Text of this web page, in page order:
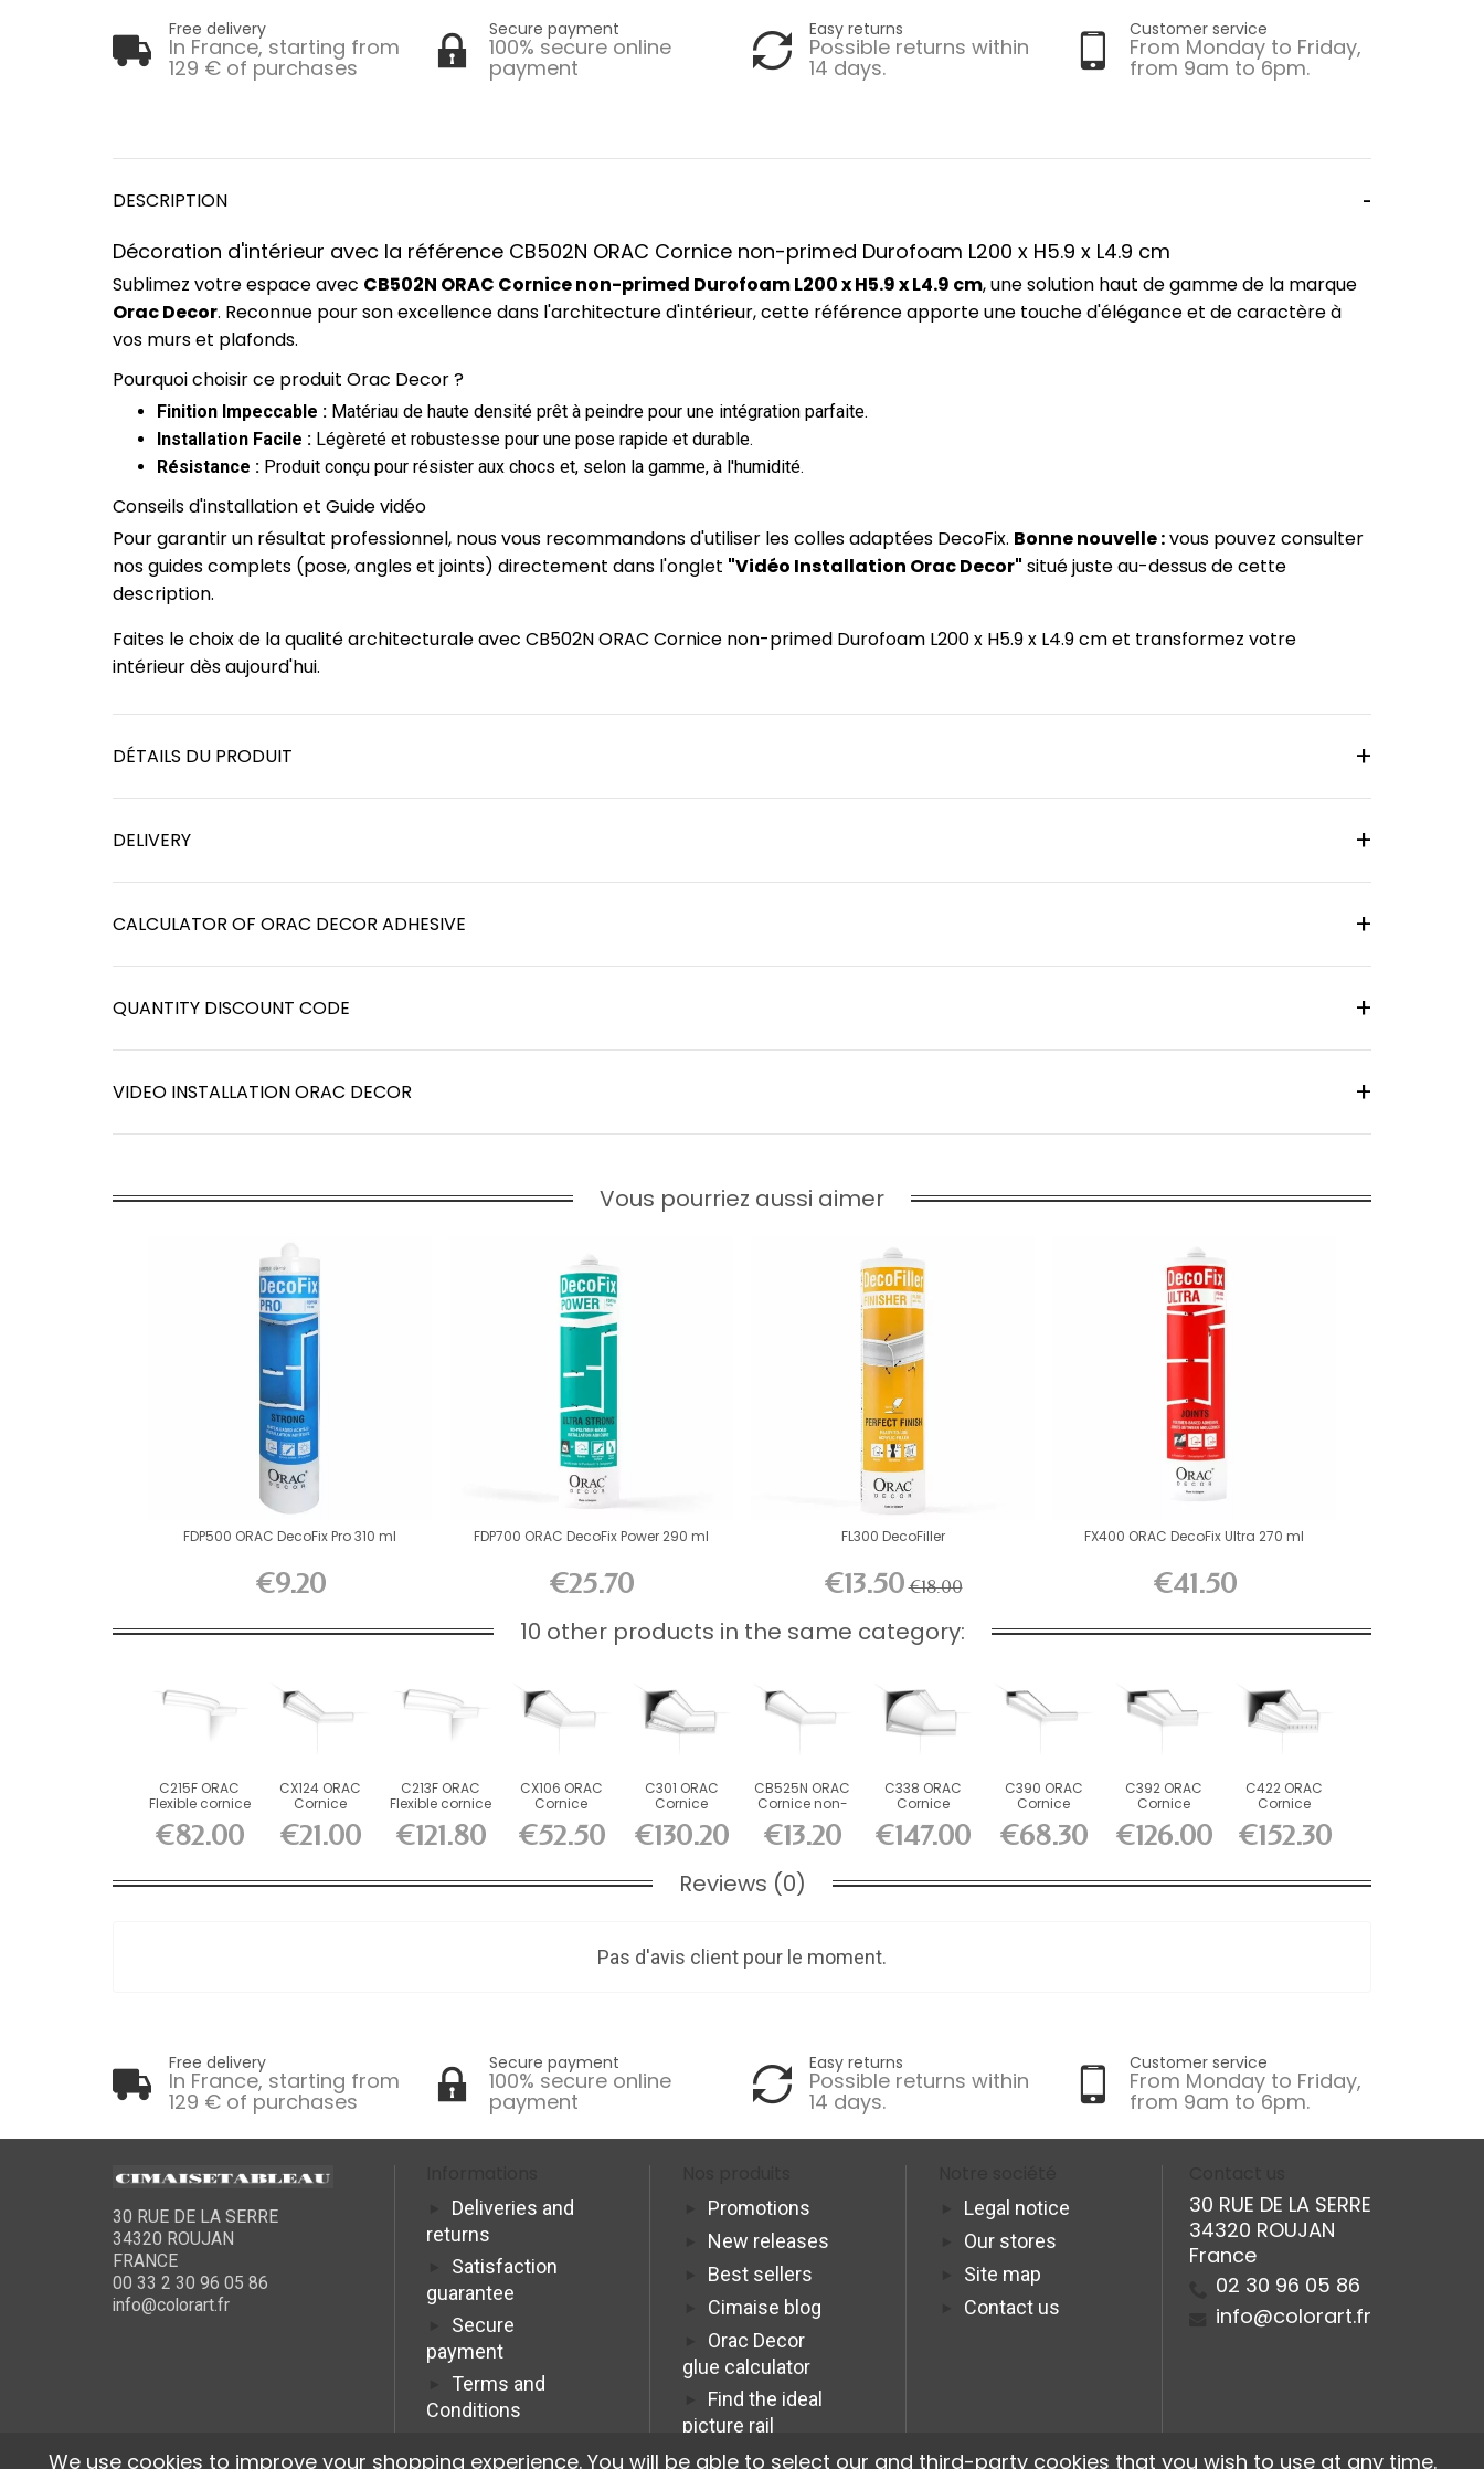
Free delivery
In France, starting from
129 € of purchases
Secure payment
100% secure online
payment
Easy returns
Possible returns within
14 days.
Customer service
From Monday to Friday,
from 9am to 6pm.
DESCRIPTION
Décoration d'intérieur avec la référence CB502N ORAC Cornice non-primed Durofoam L200 x H5.9 x L4.9 cm
Sublimez votre espace avec CB502N ORAC Cornice non-primed Durofoam L200 x H5.9 x L4.9 cm, une solution haut de gamme de la marque
Orac Decor. Reconnue pour son excellence dans l'architecture d'intérieur, cette référence apporte une touche d'élégance et de caractère à
vos murs et plafonds.
Pourquoi choisir ce produit Orac Decor ?
Finition Impeccable : Matériau de haute densité prêt à peindre pour une intégration parfaite.
Installation Facile : Légèreté et robustesse pour une pose rapide et durable.
Résistance : Produit conçu pour résister aux chocs et, selon la gamme, à l'humidité.
Conseils d'installation et Guide vidéo
Pour garantir un résultat professionnel, nous vous recommandons d'utiliser les colles adaptées DecoFix. Bonne nouvelle :vous pouvez consulter
nos guides complets (pose, angles et joints) directement dans l'onglet "Vidéo Installation Orac Decor" situé juste au-dessus de cette
description.
Faites le choix de la qualité architecturale avec CB502N ORAC Cornice non-primed Durofoam L200 x H5.9 x L4.9 cm et transformez votre
intérieur dès aujourd'hui.
DÉTAILS DU PRODUIT
DELIVERY
CALCULATOR OF ORAC DECOR ADHESIVE
QUANTITY DISCOUNT CODE
VIDEO INSTALLATION ORAC DECOR
Vous pourriez aussi aimer
FDP500 ORAC DecoFix Pro 310 ml
€9.20
FDP700 ORAC DecoFix Power 290 ml
€25.70
FL300 DecoFiller
€13.50 €18.00
FX400 ORAC DecoFix Ultra 270 ml
€41.50
10 other products in the same category:
C215F ORAC
Flexible cornice
€82.00
CX124 ORAC
Cornice
x H4.9 x...
€21.00
C213F ORAC
Flexible cornice
€121.80
CX106 ORAC
Cornice
x H11.8 x...
€52.50
C301 ORAC
Cornice
x H17 x...
€130.20
CB525N ORAC
Cornice non-
Durofoam...
€13.20
C338 ORAC
Cornice
x H18.2 x...
€147.00
C390 ORAC
Cornice
x H6 x...
€68.30
C392 ORAC
Cornice
x H19 x...
€126.00
C422 ORAC
Cornice
x H16.4 x...
€152.30
Reviews (0)
Pas d'avis client pour le moment.
Free delivery
In France, starting from
129 € of purchases
Secure payment
100% secure online
payment
Easy returns
Possible returns within
14 days.
Customer service
From Monday to Friday,
from 9am to 6pm.
30 RUE DE LA SERRE
34320 ROUJAN
FRANCE
00 33 2 30 96 05 86
info@colorart.fr
Deliveries and
returns
Satisfaction
guarantee
Secure
payment
Terms and
Conditions
Promotions
New releases
Best sellers
Cimaise blog
Orac Decor
glue calculator
Find the ideal
picture rail
Programme
Legal notice
Our stores
Site map
Contact us
30 RUE DE LA SERRE
34320 ROUJAN
France
02 30 96 05 86
info@colorart.fr
We use cookies to improve your shopping experience. You will be able to select our and third-party cookies that you wish to use at any time.